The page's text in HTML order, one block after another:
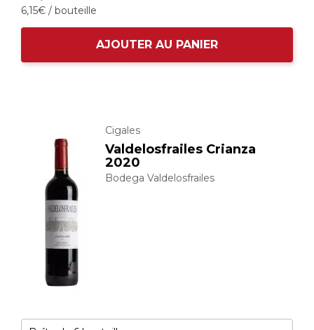
6,15€ / bouteille
AJOUTER AU PANIER
Cigales
Valdelosfrailes Crianza
2020
Bodega Valdelosfrailes